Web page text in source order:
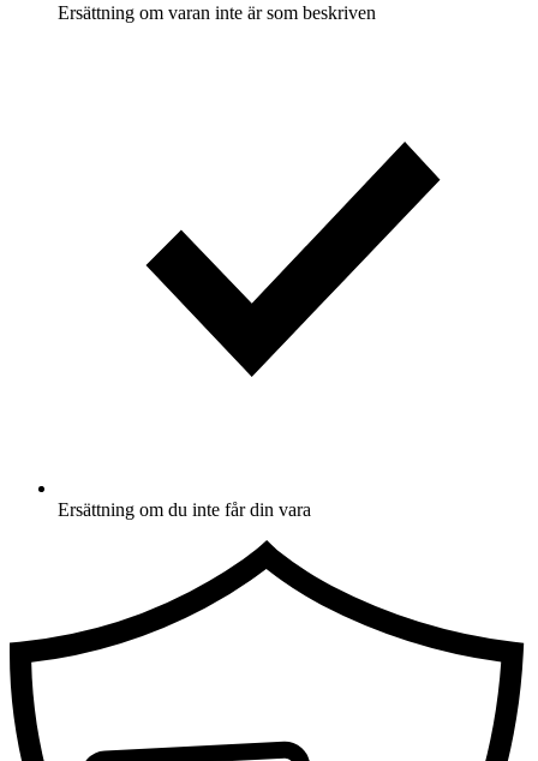
Ersättning om varan inte är som beskriven
Ersättning om du inte får din vara